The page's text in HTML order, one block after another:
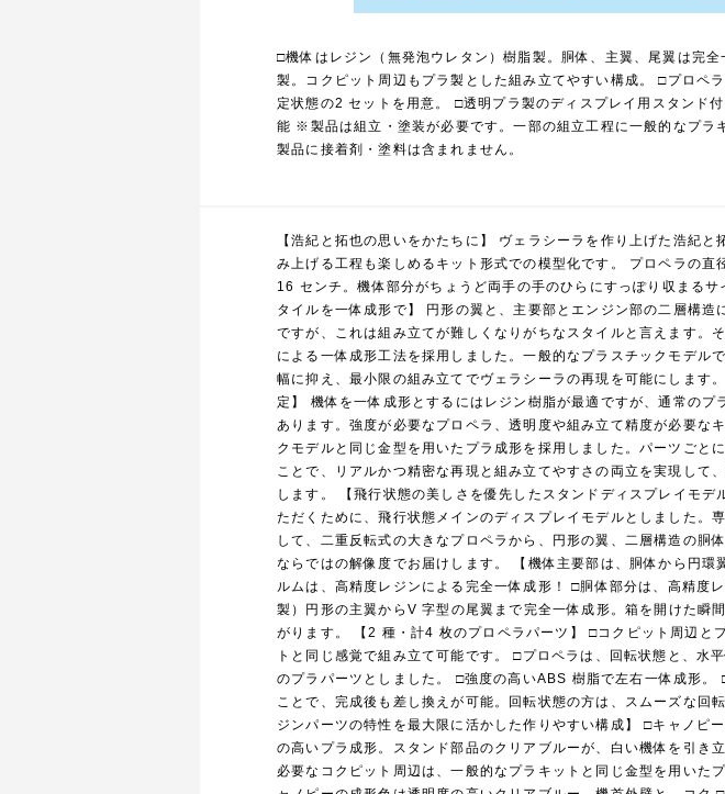
□機体はレジン（無発泡ウレタン）樹脂製。胴体、主翼、尾翼は完
製。コクピット周辺もプラ製とした組み立てやすい構成。 □プロペ
定状態の2 セットを用意。 □透明プラ製のディスプレイ用スタンド
能 ※製品は組立・塗装が必要です。一部の組立工程に一般的なプラ
製品に接着剤・塗料は含まれません。
【浩紀と拓也の思いをかたちに】 ヴェラシーラを作り上げた浩紀と
み上げる工程も楽しめるキット形式での模型化です。 プロペラの直
16 センチ。機体部分がちょうど両手の手のひらにすっぽり収まる
タイルを一体成形で】 円形の翼と、主要部とエンジン部の二層構造
ですが、これは組み立てが難しくなりがちなスタイルと言えます。
による一体成形工法を採用しました。一般的なプラスチックモデル
幅に抑え、最小限の組み立てでヴェラシーラの再現を可能にします
定】 機体を一体成形とするにはレジン樹脂が最適ですが、通常のプ
あります。強度が必要なプロペラ、透明度や組み立て精度が必要な
クモデルと同じ金型を用いたプラ成形を採用しました。パーツごと
ことで、リアルかつ精密な再現と組み立てやすさの両立を実現して
します。 【飛行状態の美しさを優先したスタンドディスプレイモデ
ただくために、飛行状態メインのディスプレイモデルとしました。
して、二重反転式の大きなプロペラから、円形の翼、二層構造の胴
ならではの解像度でお届けします。 【機体主要部は、胴体から円環
ルムは、高精度レジンによる完全一体成形！ □胴体部分は、高精度
製）円形の主翼からV 字型の尾翼まで完全一体成形。箱を開けた瞬
がります。 【2 種・計4 枚のプロペラパーツ】 □コクピット周辺と
トと同じ感覚で組み立て可能です。 □プロペラは、回転状態と、水
のプラパーツとしました。 □強度の高いABS 樹脂で左右一体成形。
ことで、完成後も差し換えが可能。回転状態の方は、スムーズな回
ジンパーツの特性を最大限に活かした作りやすい構成】 □キャノピ
の高いプラ成形。スタンド部品のクリアブルーが、白い機体を引き
必要なコクピット周辺は、一般的なプラキットと同じ金型を用いた